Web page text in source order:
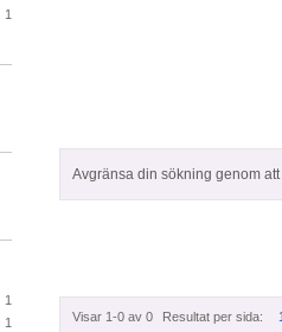
Avgränsa din sökning genom
Visar 1-0 av 0 Resultat per sida:
1
1
1